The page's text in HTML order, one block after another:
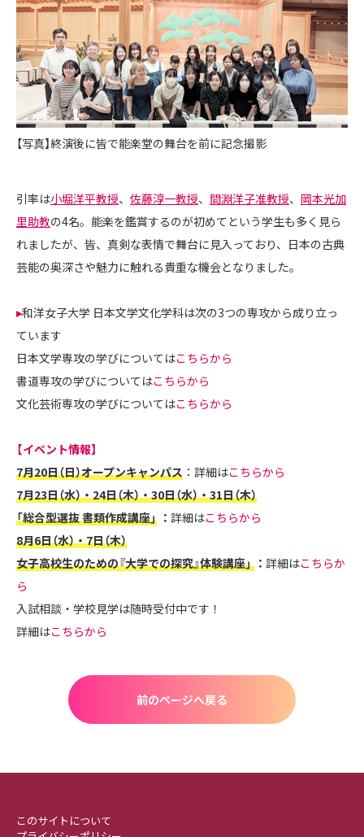
【写真】終演後に皆で能楽堂の舞台を前に記念撮影
引率は小堀洋平教授、 佐藤淳一教授、 間淵洋子准教授、 岡本光加
里助教の4名。能楽を鑑賞するのが初めてという学生も多く見ら
れましたが、皆、真剣な表情で舞台に見入っており、日本の古典
芸能の奥深さや魅力に触れる貴重な機会となりました。
▸和洋女子大学 日本文学文化学科は次の3つの専攻から成り立っ
ています
日本文学専攻の学びについてはこちらから
書道専攻の学びについてはこちらから
文化芸術専攻の学びについてはこちらから
【イベント情報】
7月20日（日）オープンキャンパス ：詳細はこちらから
7月23日（水）・24日（木）・30日（水）・31日（木）
「総合型選抜 書類作成講座」 ： 詳細はこちらから
8月6日（水）・7日（木）
女子高校生のための『大学での探究』体験講座」 ： 詳細はこちらか
ら
入試相談・学校見学は随時受付中です！
詳細はこちらから
前のページへ戻る
このサイトについて